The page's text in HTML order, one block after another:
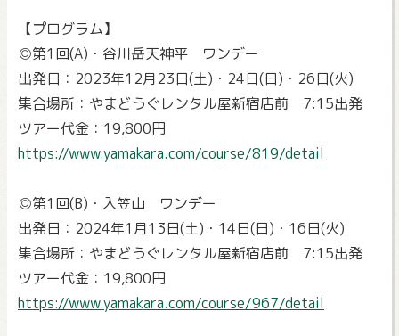
【プログラム】
◎第1回(A)・谷川岳天神平 ワンデー
出発日：2023年12月23日(土)・24日(日)・26日(火)
集合場所：やまどうぐレンタル屋新宿店前 7:15出発
ツアー代金：19,800円
https://www.yamakara.com/course/819/detail
◎第1回(B)・入笠山 ワンデー
出発日：2024年1月13日(土)・14日(日)・16日(火)
集合場所：やまどうぐレンタル屋新宿店前 7:15出発
ツアー代金：19,800円
https://www.yamakara.com/course/967/detail